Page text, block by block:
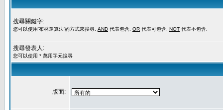
搜尋關鍵字:
您可以使用'布林運算法'的方式來搜尋. AND 代表包含. OR 代表可包含. NOT 代表不包含.
搜尋發表人:
您可以使用 * 萬用字元搜尋
版面: